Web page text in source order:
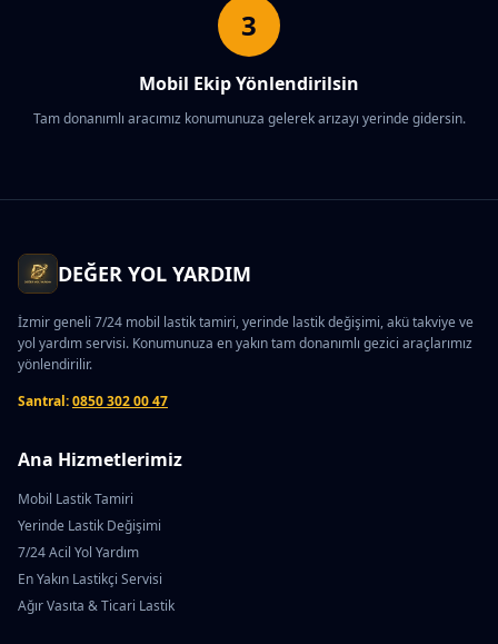
3
Mobil Ekip Yönlendirilsin
Tam donanımlı aracımız konumunuza gelerek arızayı yerinde gidersin.
DEĞER YOL YARDIM
İzmir geneli 7/24 mobil lastik tamiri, yerinde lastik değişimi, akü takviye ve
yol yardım servisi. Konumunuza en yakın tam donanımlı gezici araçlarımız
yönlendirilir.
Santral:0850 302 00 47
Ana Hizmetlerimiz
Mobil Lastik Tamiri
Yerinde Lastik Değişimi
7/24 Acil Yol Yardım
En Yakın Lastikçi Servisi
Ağır Vasıta & Ticari Lastik